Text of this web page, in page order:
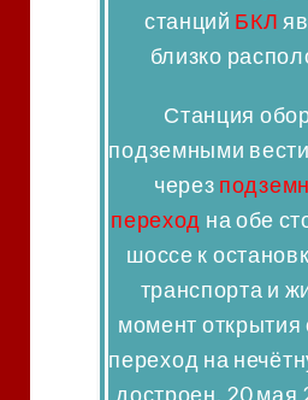
станций БКЛ
близко
Станция
подземными
через
переход на обе
шоссе к
транспорта и
момент
переход на
достроен. 20